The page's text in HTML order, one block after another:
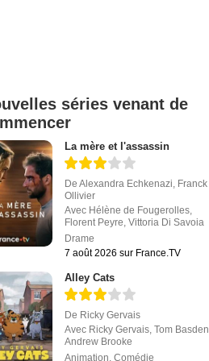
séries venant de
La mère et l'assassin
De Alexandra Echkenazi, Franck
Ollivier
Avec Hélène de Fougerolles,
Florent Peyre, Vittoria Di Savoia
Drame
7 août 2026 sur France.TV
Alley Cats
De Ricky Gervais
Avec Ricky Gervais, Tom Basden
Andrew Brooke
Animation, Comédie